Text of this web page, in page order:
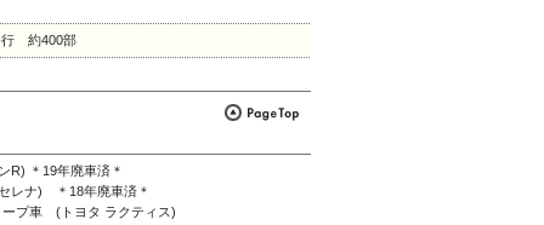
行 約400部
＊19年廃車済＊
レナ) ＊18年廃車済＊
プ車 (トヨタ ラクティス)